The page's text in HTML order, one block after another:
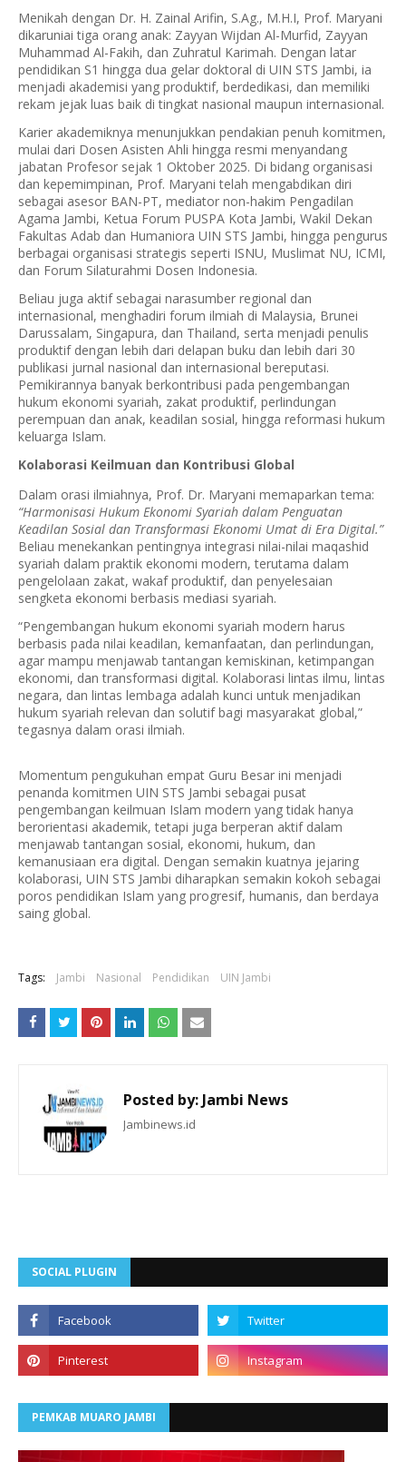
Menikah dengan Dr. H. Zainal Arifin, S.Ag., M.H.I, Prof. Maryani
dikaruniai tiga orang anak: Zayyan Wijdan Al-Murfid, Zayyan
Muhammad Al-Fakih, dan Zuhratul Karimah. Dengan latar
pendidikan S1 hingga dua gelar doktoral di UIN STS Jambi, ia
menjadi akademisi yang produktif, berdedikasi, dan memiliki
rekam jejak luas baik di tingkat nasional maupun internasional.
Karier akademiknya menunjukkan pendakian penuh komitmen,
mulai dari Dosen Asisten Ahli hingga resmi menyandang
jabatan Profesor sejak 1 Oktober 2025. Di bidang organisasi
dan kepemimpinan, Prof. Maryani telah mengabdikan diri
sebagai asesor BAN-PT, mediator non-hakim Pengadilan
Agama Jambi, Ketua Forum PUSPA Kota Jambi, Wakil Dekan
Fakultas Adab dan Humaniora UIN STS Jambi, hingga pengurus
berbagai organisasi strategis seperti ISNU, Muslimat NU, ICMI,
dan Forum Silaturahmi Dosen Indonesia.
Beliau juga aktif sebagai narasumber regional dan
internasional, menghadiri forum ilmiah di Malaysia, Brunei
Darussalam, Singapura, dan Thailand, serta menjadi penulis
produktif dengan lebih dari delapan buku dan lebih dari 30
publikasi jurnal nasional dan internasional bereputasi.
Pemikirannya banyak berkontribusi pada pengembangan
hukum ekonomi syariah, zakat produktif, perlindungan
perempuan dan anak, keadilan sosial, hingga reformasi hukum
keluarga Islam.
Kolaborasi Keilmuan dan Kontribusi Global
Dalam orasi ilmiahnya, Prof. Dr. Maryani memaparkan tema:
“Harmonisasi Hukum Ekonomi Syariah dalam Penguatan
Keadilan Sosial dan Transformasi Ekonomi Umat di Era Digital.”
Beliau menekankan pentingnya integrasi nilai-nilai maqashid
syariah dalam praktik ekonomi modern, terutama dalam
pengelolaan zakat, wakaf produktif, dan penyelesaian
sengketa ekonomi berbasis mediasi syariah.
“Pengembangan hukum ekonomi syariah modern harus
berbasis pada nilai keadilan, kemanfaatan, dan perlindungan,
agar mampu menjawab tantangan kemiskinan, ketimpangan
ekonomi, dan transformasi digital. Kolaborasi lintas ilmu, lintas
negara, dan lintas lembaga adalah kunci untuk menjadikan
hukum syariah relevan dan solutif bagi masyarakat global,”
tegasnya dalam orasi ilmiah.
Momentum pengukuhan empat Guru Besar ini menjadi
penanda komitmen UIN STS Jambi sebagai pusat
pengembangan keilmuan Islam modern yang tidak hanya
berorientasi akademik, tetapi juga berperan aktif dalam
menjawab tantangan sosial, ekonomi, hukum, dan
kemanusiaan era digital. Dengan semakin kuatnya jejaring
kolaborasi, UIN STS Jambi diharapkan semakin kokoh sebagai
poros pendidikan Islam yang progresif, humanis, dan berdaya
saing global.
Tags: Jambi Nasional Pendidikan UIN Jambi
Posted by:Jambi News
Jambinews.id
SOCIAL PLUGIN
PEMKAB MUARO JAMBI